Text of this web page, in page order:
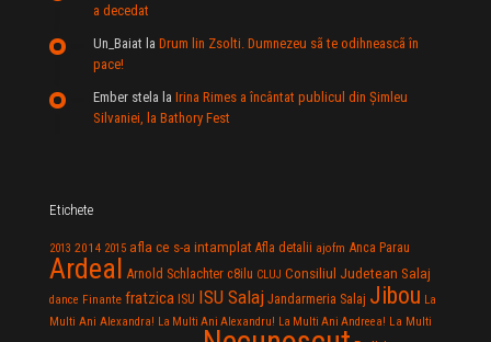
a decedat
Un_Baiat la Drum lin Zsolti. Dumnezeu sã te odihneascã în
pace!
Ember stela la Irina Rimes a încântat publicul din Şimleu
Silvaniei, la Bathory Fest
Etichete
2013 2014 2015 afla ce s-a intamplat Afla detalii ajofm Anca Parau
Ardeal Arnold Schlachter c8ilu CLUJ Consiliul Judetean Salaj
dance Finante fratzica ISU ISU Salaj Jandarmeria Salaj Jibou La
Multi Ani Alexandra! La Multi Ani Alexandru! La Multi Ani Andreea! La Multi